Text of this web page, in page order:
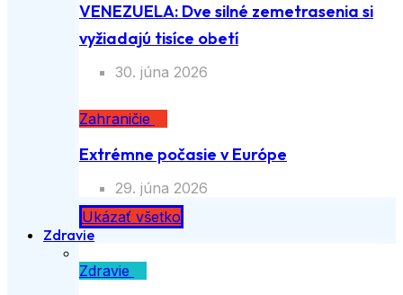
VENEZUELA: Dve silné zemetrasenia si
vyžiadajú tisíce obetí
30. júna 2026
Zahraničie
Extrémne počasie v Európe
29. júna 2026
Ukázať všetko
Zdravie
Zdravie